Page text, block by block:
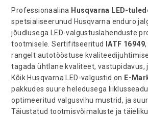
Professionaalina Husqvarna LED-
spetsialiseerunud Husqvarna enduro
jõudlusega LED-valgustuslahenduste
tootmisele. Sertifitseeritud
IATF 16949
rangelt autotööstuse
tagada ühtlane kvaliteet, vastupidavus,
Kõik Husqvarna LED-valgustid on E-
pakkudes suure heledusega
optimeeritud valgusvihu mustrid, ja
Täiustatud tootmisvõimaluste ja